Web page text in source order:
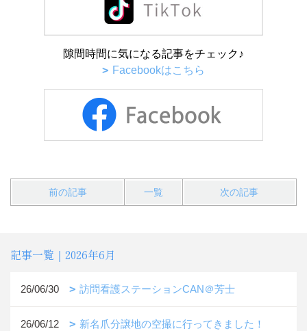
隙間時間に気になる記事をチェック♪
Facebookはこちら
前の記事 一覧 次の記事
記事一覧｜2026年6月
26/06/30 訪問看護ステーションCAN＠芳士
26/06/12 新名爪分譲地の空撮に行ってきました！